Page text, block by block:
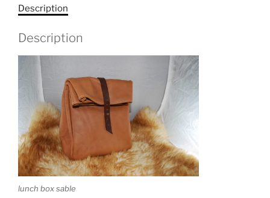
Description
Description
lunch box sable